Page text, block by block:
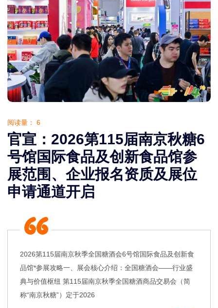
阅读量： 6
官宣：2026第115届南京秋糖6
号馆国际食品及创新食品馆参
展范围、企业报名资质及展位
申请通道开启
2026第115届南京秋季全国糖酒会6号馆国际食品及创新食
品馆*参展攻略一、展会核心介绍：全国糖酒会——行业盛
典与价值枢纽 第115届南京秋季全国糖酒商品交易会（简
称“南京秋糖”）定于2026